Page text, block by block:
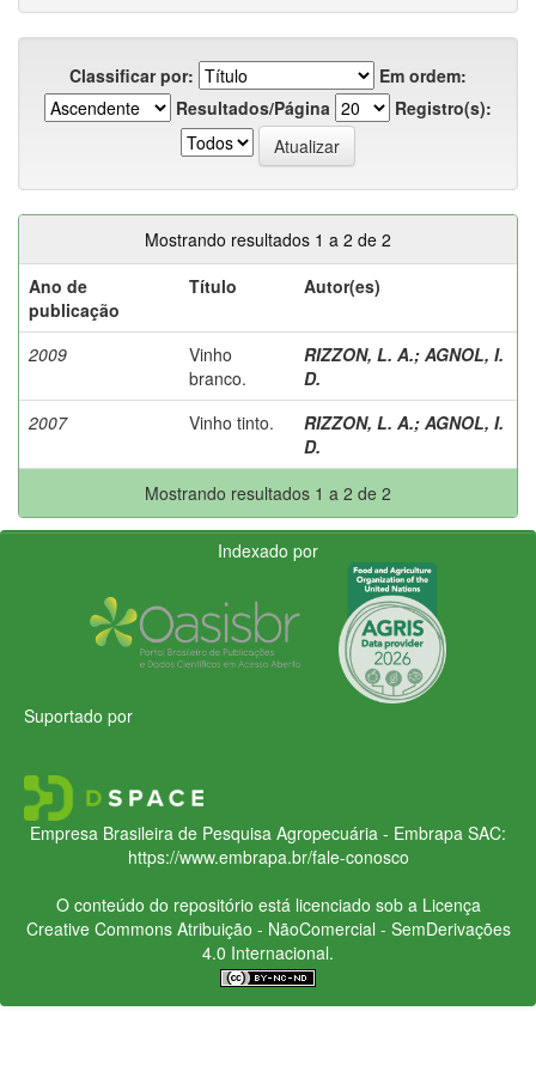
Classificar por:
Em ordem:
Resultados/Página
Registro(s):
Mostrando resultados 1 a 2 de 2
Ano de
publicação
Título Autor(es)
2009
Vinho
branco.
RIZZON, L. A.; AGNOL, I.
D.
2007
Vinho tinto. RIZZON, L. A.; AGNOL, I.
D.
Mostrando resultados 1 a 2 de 2
Indexado por
Suportado por
Empresa Brasileira de Pesquisa Agropecuária - Embrapa SAC:
https://www.embrapa.br/fale-conosco
O conteúdo do repositório está licenciado sob a Licença
Creative CommonsAtribuição - NãoComercial - SemDerivações
4.0 Internacional.